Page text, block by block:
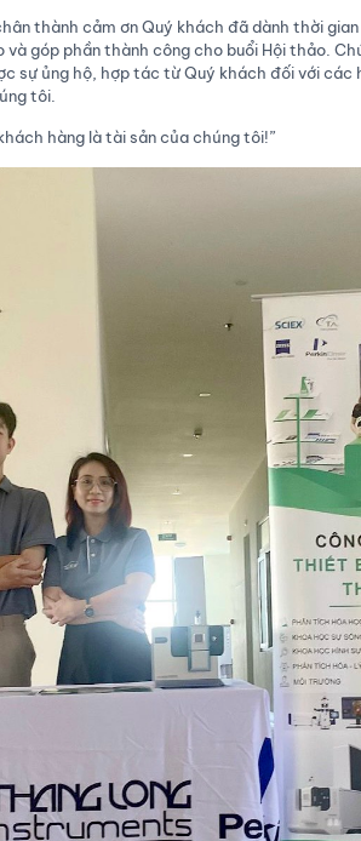
thành cảm ơn Quý khách đã dành thời
góp phần thành công cho buổi Hội thảo.
sự ủng hộ, hợp tác từ Quý khách đối với các
tôi.
hàng là tài sản của chúng tôi!”